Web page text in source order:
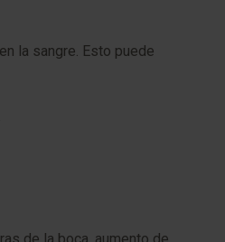
la sangre. Esto puede